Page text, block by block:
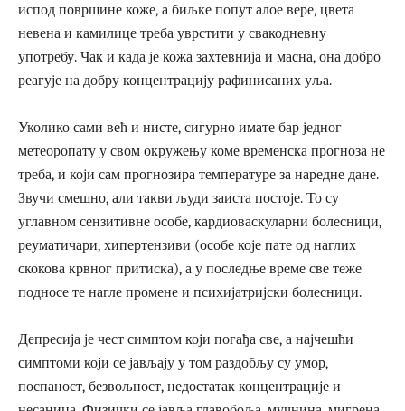
испод површине коже, а биљке попут алое вере, цвета
невена и камилице треба уврстити у свакодневну
употребу. Чак и када је кожа захтевнија и масна, она добро
реагује на добру концентрацију рафинисаних уља.
Уколико сами већ и нисте, сигурно имате бар једног
метеоропату у свом окружењу коме временска прогноза не
треба, и који сам прогнозира температуре за наредне дане.
Звучи смешно, али такви људи заиста постоје. То су
углавном сензитивне особе, кардиоваскуларни болесници,
реуматичари, хипертензиви (особе које пате од наглих
скокова крвног притиска), а у последње време све теже
подносе те нагле промене и психијатријски болесници.
Депресија је чест симптом који погађа све, а најчешћи
симптоми који се јављају у том раздобљу су умор,
поспаност, безвољност, недостатак концентрације и